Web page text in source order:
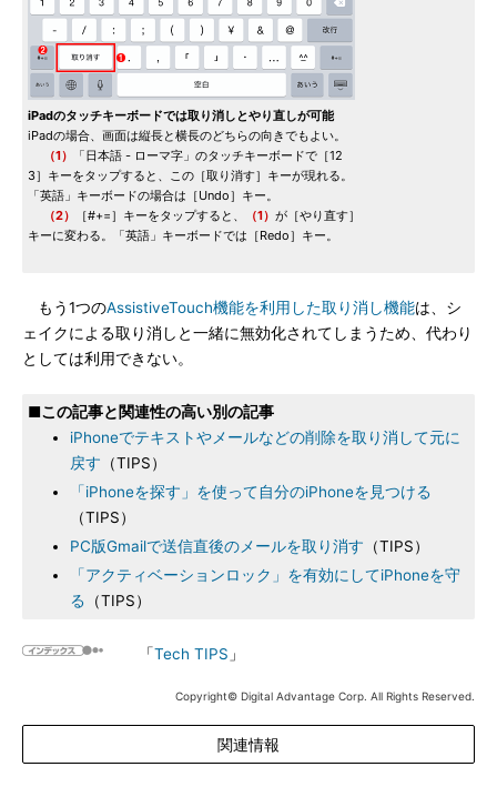
iPadのタッチキーボードでは取り消しとやり直しが可能
iPadの場合、画面は縦長と横長のどちらの向きでもよい。
（1）
「日本語 - ローマ字」のタッチキーボードで［12
3］キーをタップすると、この［取り消す］キーが現れる。
「英語」キーボードの場合は［Undo］キー。
（2）
［#+=］キーをタップすると、 （1） が［やり直す］
キーに変わる。「英語」キーボードでは［Redo］キー。
もう1つのAssistiveTouch機能を利用した取り消し機能は、シ
ェイクによる取り消しと一緒に無効化されてしまうため、代わり
としては利用できない。
■この記事と関連性の高い別の記事
iPhoneでテキストやメールなどの削除を取り消して元に
戻す （TIPS）
「iPhoneを探す」を使って自分のiPhoneを見つける
（TIPS）
PC版Gmailで送信直後のメールを取り消す （TIPS）
「アクティベーションロック」を有効にしてiPhoneを守
る （TIPS）
「Tech TIPS 」
Copyright© Digital Advantage Corp. All Rights Reserved.
関連情報